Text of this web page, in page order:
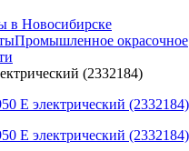
в Новосибирске
Промышленное окрасочное
(2332184)